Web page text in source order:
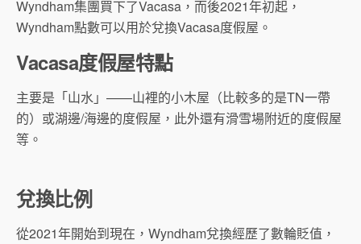
Wyndham集團買下了Vacasa，而後2021年初起，
Wyndham點數可以用於兌換Vacasa度假屋。
Vacasa度假屋特點
主要是「山水」——山裡的小木屋（比較多的是TN一帶
的） 或湖邊/海邊的度假屋，此外還有滑雪場附近的度假屋
等。
兌換比例
從2021年開始到現在，Wyndham兌換經歷了數輪貶值，